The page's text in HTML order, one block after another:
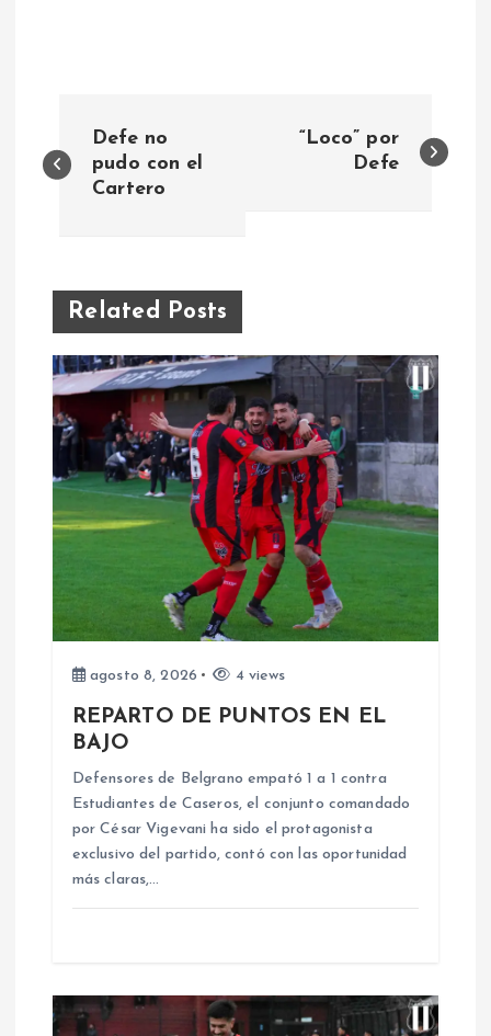
a
e
g
a
c
ó
n
d
Defe no
pudo con el
Cartero
“Loco” por
Defe
Related Posts
agosto 8, 2026 4 views
REPARTO DE PUNTOS EN EL
BAJO
Defensores de Belgrano empató 1 a 1 contra
Estudiantes de Caseros, el conjunto comandado
por César Vigevani ha sido el protagonista
exclusivo del partido, contó con las oportunidad
más claras,…